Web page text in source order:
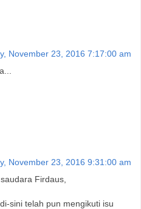
November 23, 2016 7:17:00 am
November 23, 2016 9:31:00 am
Firdaus,
sini telah pun mengikuti isu